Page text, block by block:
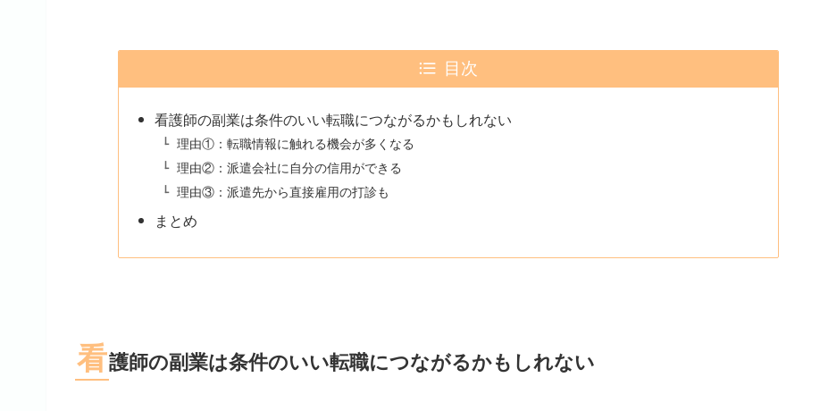
目次
看護師の副業は条件のいい転職につながるかもしれない
理由①：転職情報に触れる機会が多くなる
理由②：派遣会社に自分の信用ができる
理由③：派遣先から直接雇用の打診も
まとめ
看護師の副業は条件のいい転職につながるかもしれない